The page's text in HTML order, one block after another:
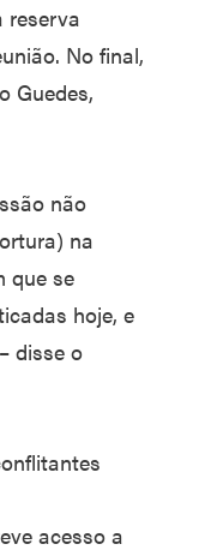
reserva
No final,
Guedes,
não
na
que se
hoje, e
disse o
acesso a